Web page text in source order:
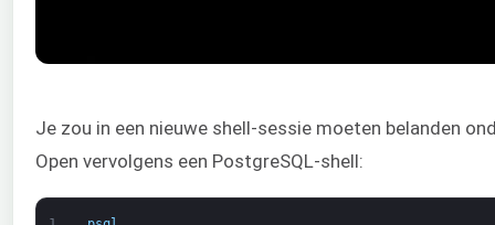
Je zou in een nieuwe shell-sessie moeten belanden
Open vervolgens een PostgreSQL-shell: